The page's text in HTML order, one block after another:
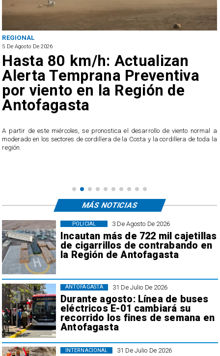
REGIONAL
5 De Agosto De 2026
Hasta 80 km/h: Actualizan
Alerta Temprana Preventiva
por viento en la Región de
Antofagasta
A partir de este miércoles, se pronostica el desarrollo de viento normal a
moderado en los sectores de cordillera de la Costa y la cordillera de toda la
región.
3 De Agosto De 2026
Incautan más de 722 mil cajetillas
de cigarrillos de contrabando en
la Región de Antofagasta
POLICIAL
31 De Julio De 2026
Durante agosto: Línea de buses
eléctricos E-01 cambiará su
recorrido los fines de semana en
Antofagasta
ANTOFAGASTA
31 De Julio De 2026
INTERNACIONAL
MÁS NOTICIAS